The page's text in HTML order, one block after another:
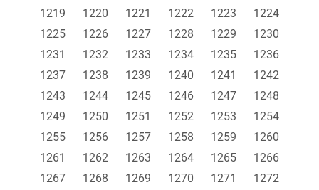
1219
1220 1221 1222 1223
1224
1225
1226 1227 1228 1229
1230
1231
1232 1233 1234 1235
1236
1237
1238 1239 1240 1241
1242
1243
1244 1245 1246 1247
1248
1249
1250 1251 1252 1253
1254
1255
1256 1257 1258 1259
1260
1261
1262 1263 1264 1265
1266
1267
1268 1269 1270 1271
1272